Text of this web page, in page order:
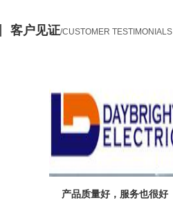
客户见证/CUSTOMER TESTIMONIALS
产品质量好，服务也很好